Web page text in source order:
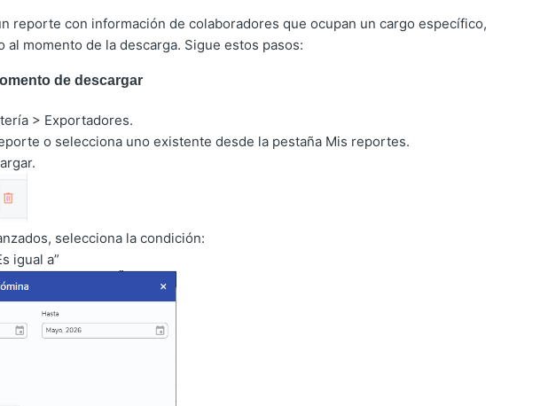
reporte con información de colaboradores que ocupan un cargo específico,
al momento de la descarga. Sigue estos pasos:
de descargar
> Exportadores.
o selecciona uno existente desde la pestaña Mis reportes.
selecciona la condición:
a”